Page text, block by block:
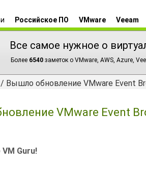
Российское ПО VMware Veeam
Все самое нужное о
Более 6540 заметок о VMware, AWS, Azure,
/ Вышло обновление VMware Event
VMware Event
Guru!